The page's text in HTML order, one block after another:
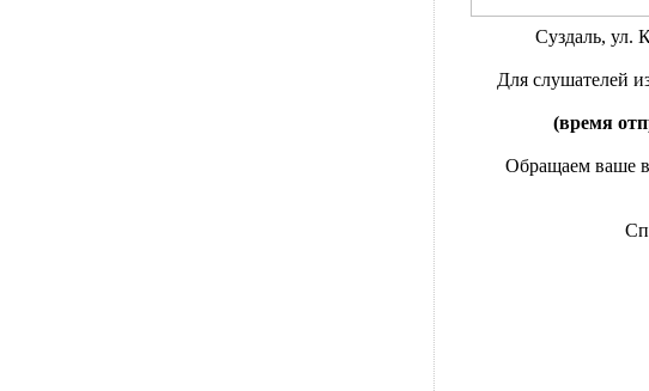
Суздаль, ул.
Для слушателей
(время
Обращаем ваше